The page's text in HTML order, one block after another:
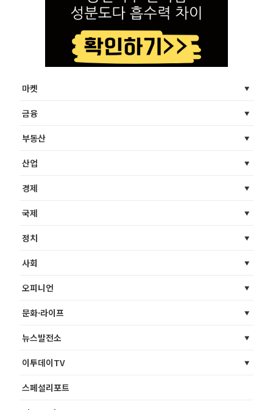
마켓
금융
부동산
산업
경제
국제
정치
사회
오피니언
문화·라이프
뉴스발전소
이투데이TV
스페셜리포트